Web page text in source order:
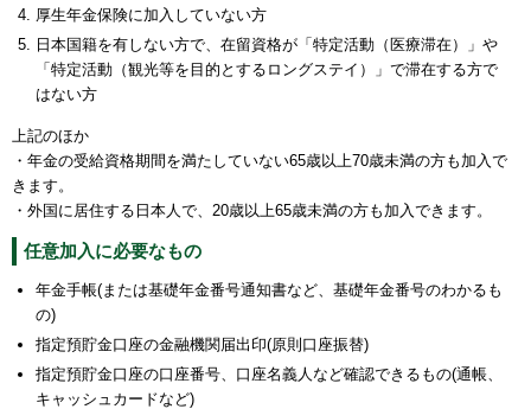
厚生年金保険に加入していない方
日本国籍を有しない方で、在留資格が「特定活動（医療滞在）」や
「特定活動（観光等を目的とするロングステイ）」で滞在する方で
はない方
上記のほか
・年金の受給資格期間を満たしていない65歳以上70歳未満の方も加入で
きます。
・外国に居住する日本人で、20歳以上65歳未満の方も加入できます。
任意加入に必要なもの
年金手帳(または基礎年金番号通知書など、基礎年金番号のわかるも
の)
指定預貯金口座の金融機関届出印(原則口座振替)
指定預貯金口座の口座番号、口座名義人など確認できるもの(通帳、
キャッシュカードなど)